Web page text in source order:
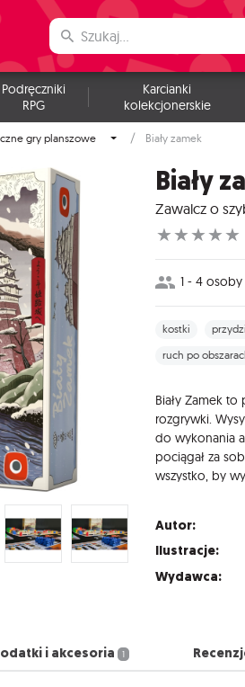
Podręczniki
RPG
Karcianki
kolekcjonerskie
gry planszowe Biały zamek
Biały
Zawalcz o
☆
☆
☆
☆
☆
1 - 4 osoby
kostki
ruch po
Biały Zamek
rozgrywki.
do wykonania
pociągał za
wszystko, by
Autor:
Ilustracje:
Wydawca:
i akcesoria 1